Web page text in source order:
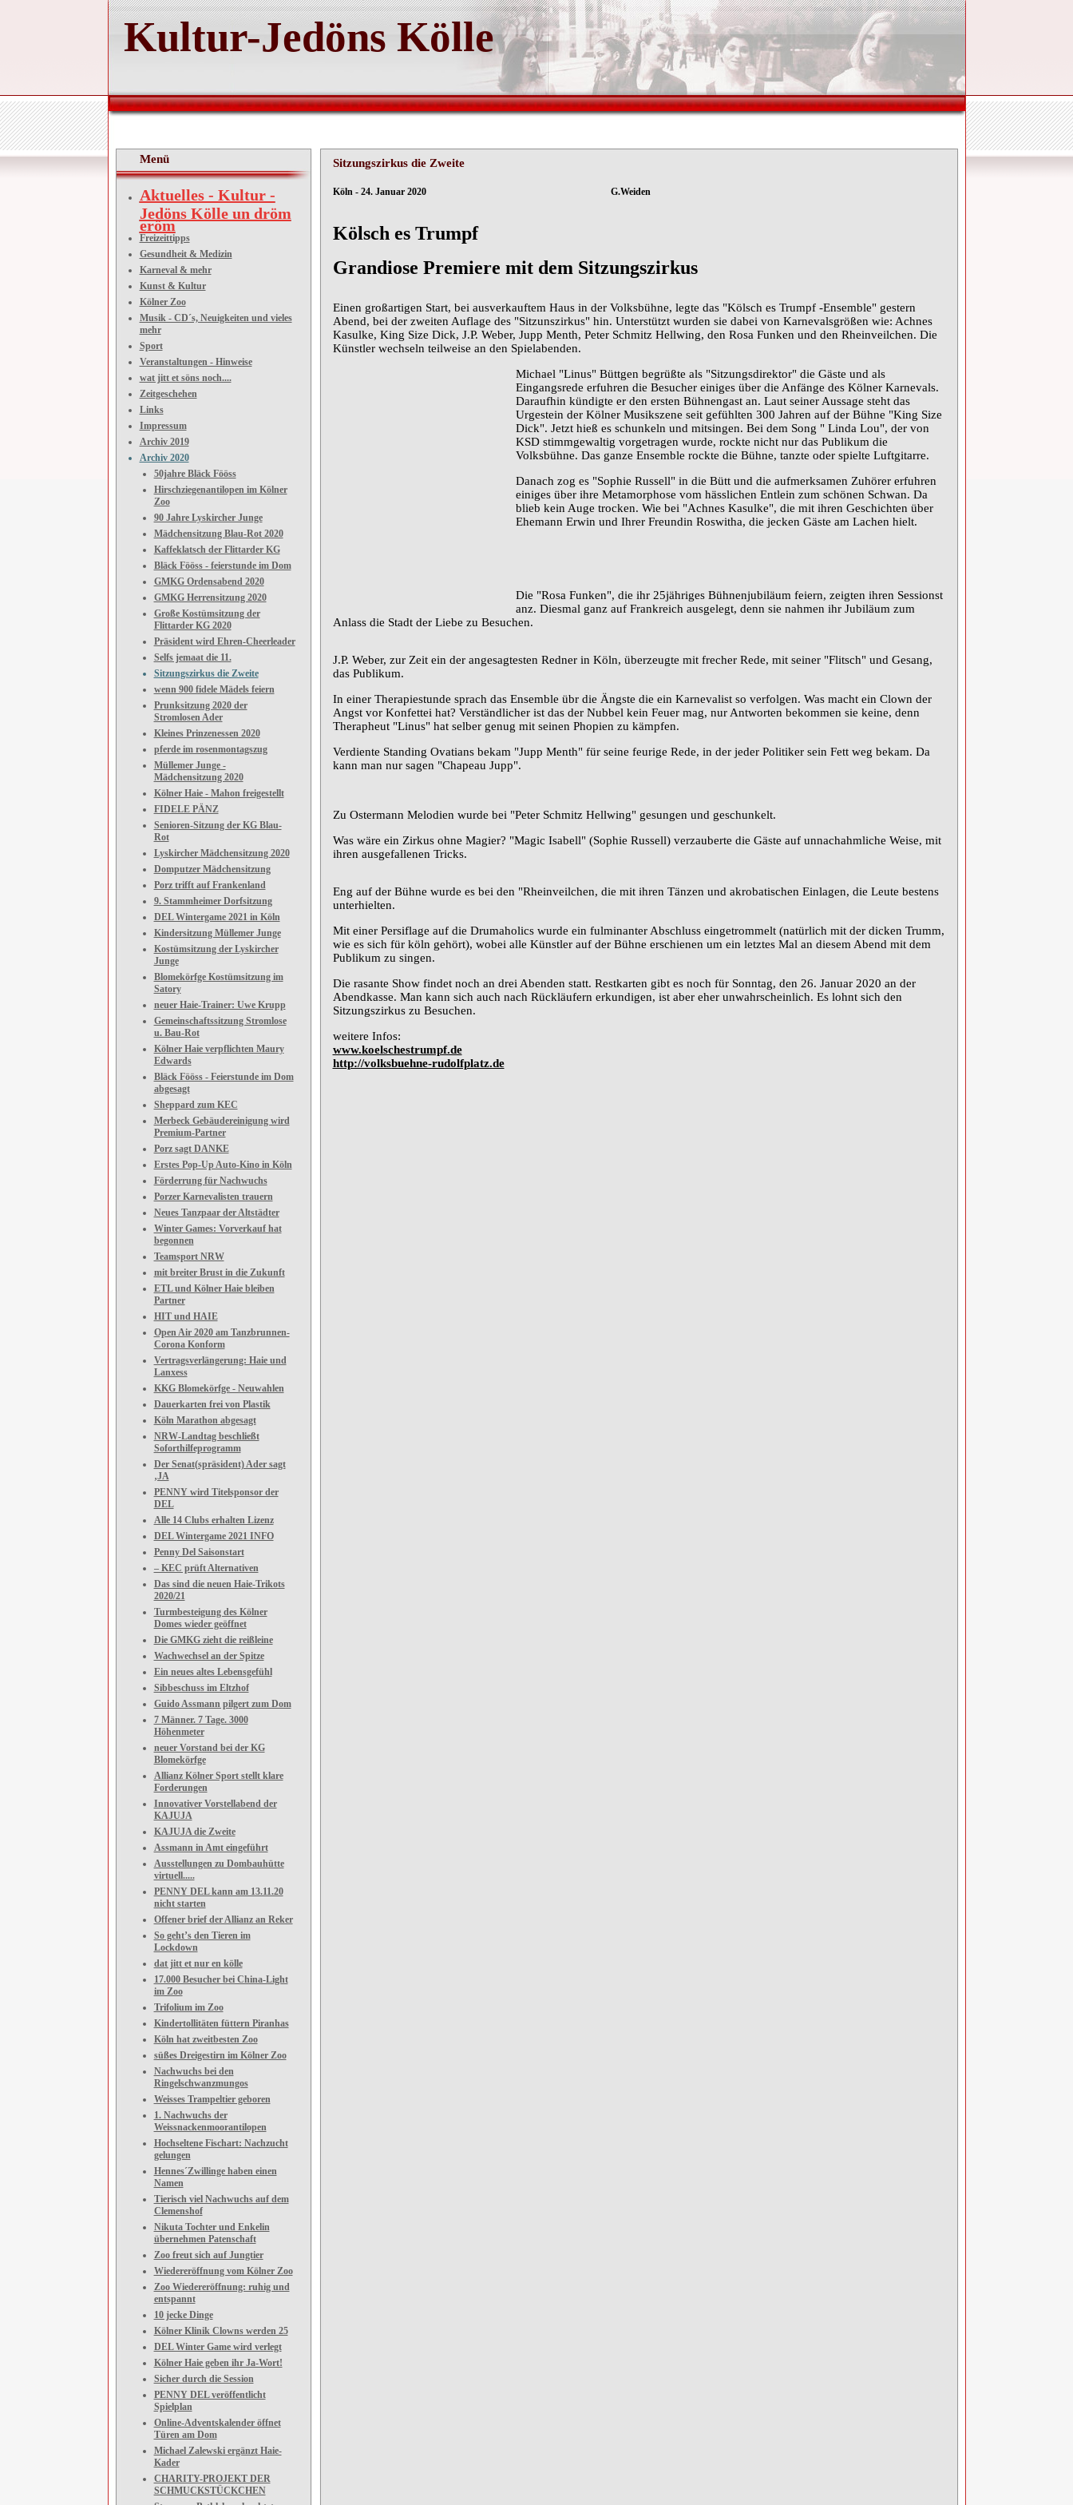
Kultur-Jedöns Kölle
Menü
Aktuelles - Kultur -
Jedöns Kölle un dröm
eröm
Freizeittipps
Gesundheit & Medizin
Karneval & mehr
Kunst & Kultur
Kölner Zoo
Musik - CD´s, Neuigkeiten und vieles
mehr
Sport
Veranstaltungen - Hinweise
wat jitt et söns noch....
Zeitgeschehen
Links
Impressum
Archiv 2019
Archiv 2020
50jahre Bläck Fööss
Hirschziegenantilopen im Kölner
Zoo
90 Jahre Lyskircher Junge
Mädchensitzung Blau-Rot 2020
Kaffeklatsch der Flittarder KG
Bläck Fööss - feierstunde im Dom
GMKG Ordensabend 2020
GMKG Herrensitzung 2020
Große Kostümsitzung der
Flittarder KG 2020
Präsident wird Ehren-Cheerleader
Selfs jemaat die 11.
Sitzungszirkus die Zweite
wenn 900 fidele Mädels feiern
Prunksitzung 2020 der
Stromlosen Ader
Kleines Prinzenessen 2020
pferde im rosenmontagszug
Müllemer Junge -
Mädchensitzung 2020
Kölner Haie - Mahon freigestellt
FIDELE PÄNZ
Senioren-Sitzung der KG Blau-
Rot
Lyskircher Mädchensitzung 2020
Domputzer Mädchensitzung
Porz trifft auf Frankenland
9. Stammheimer Dorfsitzung
DEL Wintergame 2021 in Köln
Kindersitzung Müllemer Junge
Kostümsitzung der Lyskircher
Junge
Blomekörfge Kostümsitzung im
Satory
neuer Haie-Trainer: Uwe Krupp
Gemeinschaftssitzung Stromlose
u. Bau-Rot
Kölner Haie verpflichten Maury
Edwards
Bläck Fööss - Feierstunde im Dom
abgesagt
Sheppard zum KEC
Merbeck Gebäudereinigung wird
Premium-Partner
Porz sagt DANKE
Erstes Pop-Up Auto-Kino in Köln
Förderrung für Nachwuchs
Porzer Karnevalisten trauern
Neues Tanzpaar der Altstädter
Winter Games: Vorverkauf hat
begonnen
Teamsport NRW
mit breiter Brust in die Zukunft
ETL und Kölner Haie bleiben
Partner
HIT und HAIE
Open Air 2020 am Tanzbrunnen-
Corona Konform
Vertragsverlängerung: Haie und
Lanxess
KKG Blomekörfge - Neuwahlen
Dauerkarten frei von Plastik
Köln Marathon abgesagt
NRW-Landtag beschließt
Soforthilfeprogramm
Der Senat(spräsident) Ader sagt
‚JA
PENNY wird Titelsponsor der
DEL
Alle 14 Clubs erhalten Lizenz
DEL Wintergame 2021 INFO
Penny Del Saisonstart
– KEC prüft Alternativen
Das sind die neuen Haie-Trikots
2020/21
Turmbesteigung des Kölner
Domes wieder geöffnet
Die GMKG zieht die reißleine
Wachwechsel an der Spitze
Ein neues altes Lebensgefühl
Sibbeschuss im Eltzhof
Guido Assmann pilgert zum Dom
7 Männer. 7 Tage. 3000
Höhenmeter
neuer Vorstand bei der KG
Blomekörfge
Allianz Kölner Sport stellt klare
Forderungen
Innovativer Vorstellabend der
KAJUJA
KAJUJA die Zweite
Assmann in Amt eingeführt
Ausstellungen zu Dombauhütte
virtuell.....
PENNY DEL kann am 13.11.20
nicht starten
Offener brief der Allianz an Reker
So geht’s den Tieren im
Lockdown
dat jitt et nur en kölle
17.000 Besucher bei China-Light
im Zoo
Trifolium im Zoo
Kindertollitäten füttern Piranhas
Köln hat zweitbesten Zoo
süßes Dreigestirn im Kölner Zoo
Nachwuchs bei den
Ringelschwanzmungos
Weisses Trampeltier geboren
1. Nachwuchs der
Weissnackenmoorantilopen
Hochseltene Fischart: Nachzucht
gelungen
Hennes´Zwillinge haben einen
Namen
Tierisch viel Nachwuchs auf dem
Clemenshof
Nikuta Tochter und Enkelin
übernehmen Patenschaft
Zoo freut sich auf Jungtier
Wiedereröffnung vom Kölner Zoo
Zoo Wiedereröffnung: ruhig und
entspannt
10 jecke Dinge
Kölner Klinik Clowns werden 25
DEL Winter Game wird verlegt
Kölner Haie geben ihr Ja-Wort!
Sicher durch die Session
PENNY DEL veröffentlicht
Spielplan
Online-Adventskalender öffnet
Türen am Dom
Michael Zalewski ergänzt Haie-
Kader
CHARITY-PROJEKT DER
SCHMUCKSTÜCKCHEN
Sitzungszirkus die Zweite
Köln - 24. Januar 2020 G.Weiden
Kölsch es Trumpf
Grandiose Premiere mit dem Sitzungszirkus
Einen großartigen Start, bei ausverkauftem Haus in der Volksbühne, legte das "Kölsch es Trumpf -Ensemble" gestern
Abend, bei der zweiten Auflage des "Sitzunszirkus" hin. Unterstützt wurden sie dabei von Karnevalsgrößen wie: Achnes
Kasulke, King Size Dick, J.P. Weber, Jupp Menth, Peter Schmitz Hellwing, den Rosa Funken und den Rheinveilchen. Die
Künstler wechseln teilweise an den Spielabenden.
Michael "Linus" Büttgen begrüßte als "Sitzungsdirektor" die Gäste und als
Eingangsrede erfuhren die Besucher einiges über die Anfänge des Kölner Karnevals.
Daraufhin kündigte er den ersten Bühnengast an. Laut seiner Aussage steht das
Urgestein der Kölner Musikszene seit gefühlten 300 Jahren auf der Bühne "King Size
Dick". Jetzt hieß es schunkeln und mitsingen. Bei dem Song " Linda Lou", der von
KSD stimmgewaltig vorgetragen wurde, rockte nicht nur das Publikum die
Volksbühne. Das ganze Ensemble rockte die Bühne, tanzte oder spielte Luftgitarre.
Danach zog es "Sophie Russell" in die Bütt und die aufmerksamen Zuhörer erfuhren
einiges über ihre Metamorphose vom hässlichen Entlein zum schönen Schwan. Da
blieb kein Auge trocken. Wie bei "Achnes Kasulke", die mit ihren Geschichten über
Ehemann Erwin und Ihrer Freundin Roswitha, die jecken Gäste am Lachen hielt.
Die "Rosa Funken", die ihr 25jähriges Bühnenjubiläum feiern, zeigten ihren Sessionst
anz. Diesmal ganz auf Frankreich ausgelegt, denn sie nahmen ihr Jubiläum zum
Anlass die Stadt der Liebe zu Besuchen.
J.P. Weber, zur Zeit ein der angesagtesten Redner in Köln, überzeugte mit frecher Rede, mit seiner "Flitsch" und Gesang,
das Publikum.
In einer Therapiestunde sprach das Ensemble übr die Ängste die ein Karnevalist so verfolgen. Was macht ein Clown der
Angst vor Konfettei hat? Verständlicher ist das der Nubbel kein Feuer mag, nur Antworten bekommen sie keine, denn
Therapheut "Linus" hat selber genug mit seinen Phopien zu kämpfen.
Verdiente Standing Ovatians bekam "Jupp Menth" für seine feurige Rede, in der jeder Politiker sein Fett weg bekam. Da
kann man nur sagen "Chapeau Jupp".
Zu Ostermann Melodien wurde bei "Peter Schmitz Hellwing" gesungen und geschunkelt.
Was wäre ein Zirkus ohne Magier? "Magic Isabell" (Sophie Russell) verzauberte die Gäste auf unnachahmliche Weise, mit
ihren ausgefallenen Tricks.
Eng auf der Bühne wurde es bei den "Rheinveilchen, die mit ihren Tänzen und akrobatischen Einlagen, die Leute bestens
unterhielten.
Mit einer Persiflage auf die Drumaholics wurde ein fulminanter Abschluss eingetrommelt (natürlich mit der dicken Trumm,
wie es sich für köln gehört), wobei alle Künstler auf der Bühne erschienen um ein letztes Mal an diesem Abend mit dem
Publikum zu singen.
Die rasante Show findet noch an drei Abenden statt. Restkarten gibt es noch für Sonntag, den 26. Januar 2020 an der
Abendkasse. Man kann sich auch nach Rückläufern erkundigen, ist aber eher unwahrscheinlich. Es lohnt sich den
Sitzungszirkus zu Besuchen.
weitere Infos:
www.koelschestrumpf.de
http://volksbuehne-rudolfplatz.de